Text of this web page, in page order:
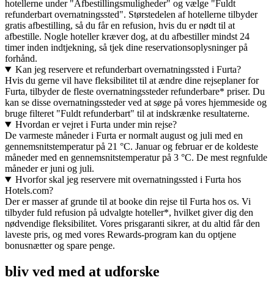
hotellerne under "Afbestillingsmuligheder" og vælge "Fuldt
refunderbart overnatningssted". Størstedelen af hotellerne tilbyder
gratis afbestilling, så du får en refusion, hvis du er nødt til at
afbestille. Nogle hoteller kræver dog, at du afbestiller mindst 24
timer inden indtjekning, så tjek dine reservationsoplysninger på
forhånd.
Kan jeg reservere et refunderbart overnatningssted i Furta?
Hvis du gerne vil have fleksibilitet til at ændre dine rejseplaner for
Furta, tilbyder de fleste overnatningssteder refunderbare* priser. Du
kan se disse overnatningssteder ved at søge på vores hjemmeside og
bruge filteret "Fuldt refunderbart" til at indskrænke resultaterne.
Hvordan er vejret i Furta under min rejse?
De varmeste måneder i Furta er normalt august og juli med en
gennemsnitstemperatur på 21 °C. Januar og februar er de koldeste
måneder med en gennemsnitstemperatur på 3 °C. De mest regnfulde
måneder er juni og juli.
Hvorfor skal jeg reservere mit overnatningssted i Furta hos
Hotels.com?
Der er masser af grunde til at booke din rejse til Furta hos os. Vi
tilbyder fuld refusion på udvalgte hoteller*, hvilket giver dig den
nødvendige fleksibilitet. Vores prisgaranti sikrer, at du altid får den
laveste pris, og med vores Rewards-program kan du optjene
bonusnætter og spare penge.
bliv ved med at udforske